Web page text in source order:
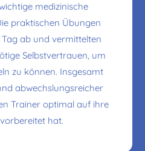
medizinische
praktischen Übungen
ab und vermittelten
Selbstvertrauen, um
zu können. Insgesamt
abwechslungsreicher
Trainer optimal auf ihre
hat.